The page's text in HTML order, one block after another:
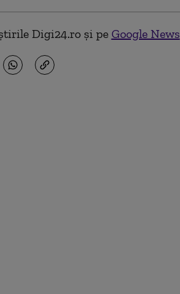
Digi24.ro și pe Google News